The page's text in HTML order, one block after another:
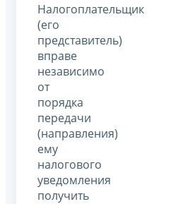
Налогоплательщик
(его
представитель)
вправе
независимо
от
порядка
передачи
(направления)
ему
налогового
уведомления
получить